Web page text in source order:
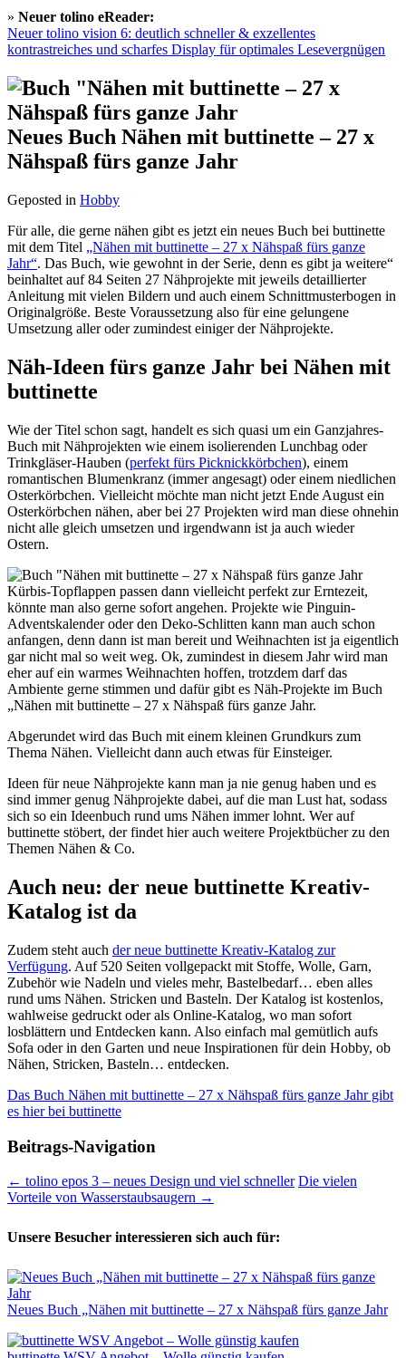
» Neuer tolino eReader:
Neuer tolino vision 6: deutlich schneller & exzellentes
kontrastreiches und scharfes Display für optimales Lesevergnügen
Neues Buch Nähen mit buttinette – 27 x
Nähspaß fürs ganze Jahr
Geposted in Hobby
Für alle, die gerne nähen gibt es jetzt ein neues Buch bei buttinette
mit dem Titel „Nähen mit buttinette – 27 x Nähspaß fürs ganze
Jahr“. Das Buch, wie gewohnt in der Serie, denn es gibt ja weitere“
beinhaltet auf 84 Seiten 27 Nähprojekte mit jeweils detaillierter
Anleitung mit vielen Bildern und auch einem Schnittmusterbogen in
Originalgröße. Beste Voraussetzung also für eine gelungene
Umsetzung aller oder zumindest einiger der Nähprojekte.
Näh-Ideen fürs ganze Jahr bei Nähen mit
buttinette
Wie der Titel schon sagt, handelt es sich quasi um ein Ganzjahres-
Buch mit Nähprojekten wie einem isolierenden Lunchbag oder
Trinkgläser-Hauben (perfekt fürs Picknickkörbchen), einem
romantischen Blumenkranz (immer angesagt) oder einem niedlichen
Osterkörbchen. Vielleicht möchte man nicht jetzt Ende August ein
Osterkörbchen nähen, aber bei 27 Projekten wird man diese ohnehin
nicht alle gleich umsetzen und irgendwann ist ja auch wieder
Ostern.
Kürbis-Topflappen passen dann vielleicht perfekt zur Erntezeit,
könnte man also gerne sofort angehen. Projekte wie Pinguin-
Adventskalender oder den Deko-Schlitten kann man auch schon
anfangen, denn dann ist man bereit und Weihnachten ist ja eigentlich
gar nicht mal so weit weg. Ok, zumindest in diesem Jahr wird man
eher auf ein warmes Weihnachten hoffen, trotzdem darf das
Ambiente gerne stimmen und dafür gibt es Näh-Projekte im Buch
„Nähen mit buttinette – 27 x Nähspaß fürs ganze Jahr.
Abgerundet wird das Buch mit einem kleinen Grundkurs zum
Thema Nähen. Vielleicht dann auch etwas für Einsteiger.
Ideen für neue Nähprojekte kann man ja nie genug haben und es
sind immer genug Nähprojekte dabei, auf die man Lust hat, sodass
sich so ein Ideenbuch rund ums Nähen immer lohnt. Wer auf
buttinette stöbert, der findet hier auch weitere Projektbücher zu den
Themen Nähen & Co.
Auch neu: der neue buttinette Kreativ-
Katalog ist da
Zudem steht auch der neue buttinette Kreativ-Katalog zur
Verfügung. Auf 520 Seiten vollgepackt mit Stoffe, Wolle, Garn,
Zubehör wie Nadeln und vieles mehr, Bastelbedarf… eben alles
rund ums Nähen. Stricken und Basteln. Der Katalog ist kostenlos,
wahlweise gedruckt oder als Online-Katalog, wo man sofort
losblättern und Entdecken kann. Also einfach mal gemütlich aufs
Sofa oder in den Garten und neue Inspirationen für dein Hobby, ob
Nähen, Stricken, Basteln… entdecken.
Das Buch Nähen mit buttinette – 27 x Nähspaß fürs ganze Jahr gibt
es hier bei buttinette
Beitrags-Navigation
← tolino epos 3 – neues Design und viel schneller Die vielen
Vorteile von Wasserstaubsaugern →
Unsere Besucher interessieren sich auch für:
Neues Buch „Nähen mit buttinette – 27 x Nähspaß fürs ganze Jahr